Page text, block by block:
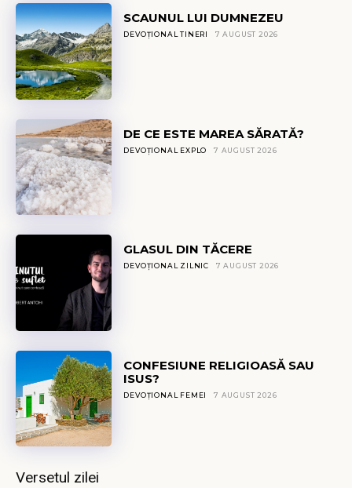
SCAUNUL LUI DUMNEZEU
DEVOȚIONAL TINERI 7 AUGUST 2026
DE CE ESTE MAREA SĂRATĂ?
DEVOȚIONAL EXPLO 7 AUGUST 2026
GLASUL DIN TĂCERE
DEVOȚIONAL ZILNIC 7 AUGUST 2026
CONFESIUNE RELIGIOASĂ SAU
ISUS?
DEVOȚIONAL FEMEI 7 AUGUST 2026
Versetul zilei